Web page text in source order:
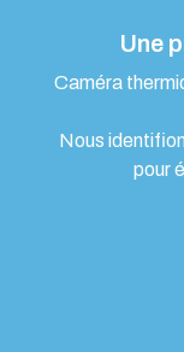
Une
Caméra
Nous
pour